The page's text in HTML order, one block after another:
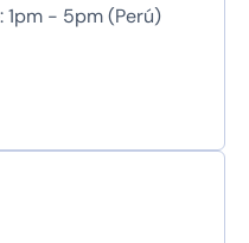
1pm - 5pm (Perú)